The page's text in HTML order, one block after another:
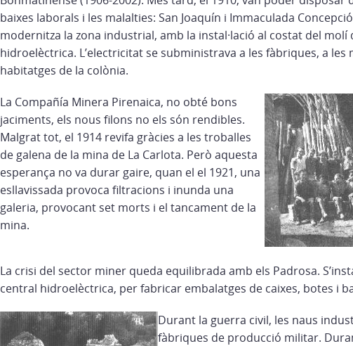
baixes laborals i les malalties: San Joaquín i Immaculada
modernitza la zona industrial, amb la instal·lació al costat del
hidroelèctrica. L’electricitat se subministrava a les fàbriques, a les
habitatges de la colònia.
La Compañía Minera Pirenaica, no obté bons
jaciments, els nous filons no els són rendibles.
Malgrat tot, el 1914 revifa gràcies a les troballes
de galena de la mina de La Carlota. Però aquesta
esperança no va durar gaire, quan el el 1921, una
esllavissada provoca filtracions i inunda una
galeria, provocant set morts i el tancament de la
mina.
La crisi del sector miner queda equilibrada amb els Padrosa.
central hidroelèctrica, per fabricar embalatges de caixes, botes i
Durant la guerra civil, les naus
fàbriques de producció militar.